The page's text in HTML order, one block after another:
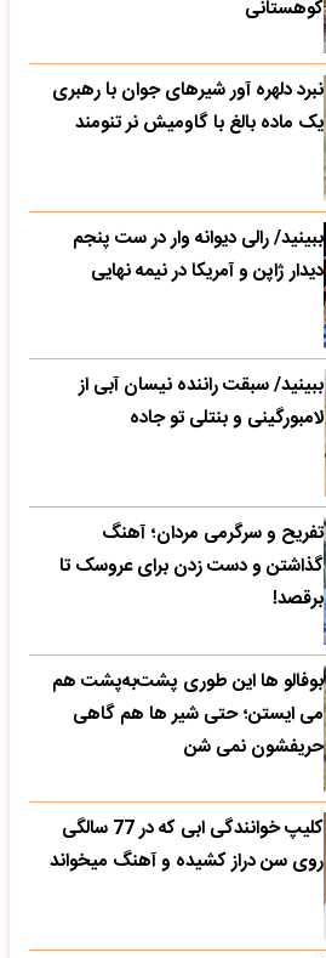
کوهستانی
نبرد دلهره آور شیرهای جوان با رهبری
یک ماده بالغ با گاومیش نر تنومند
ببینید/ رالی دیوانه وار در ست پنجم
دیدار ژاپن و آمریکا در نیمه نهایی
ببینید/ سبقت راننده نیسان آبی از
لامبورگینی و بنتلی تو جاده
تفریح و سرگرمی مردان؛ آهنگ
گذاشتن و دست زدن برای عروسک تا
برقصد!
بوفالو ها این‌ طوری پشت‌به‌پشت هم
می‌ ایستن؛ حتی شیر ها هم گاهی
حریفشون نمی‌ شن
کلیپ خوانندگی ابی که در 77 سالگی
روی سن دراز کشیده و آهنگ میخواند